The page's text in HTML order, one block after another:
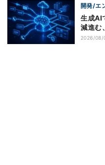
開発/エ
生成AI
減進む
2026/08/